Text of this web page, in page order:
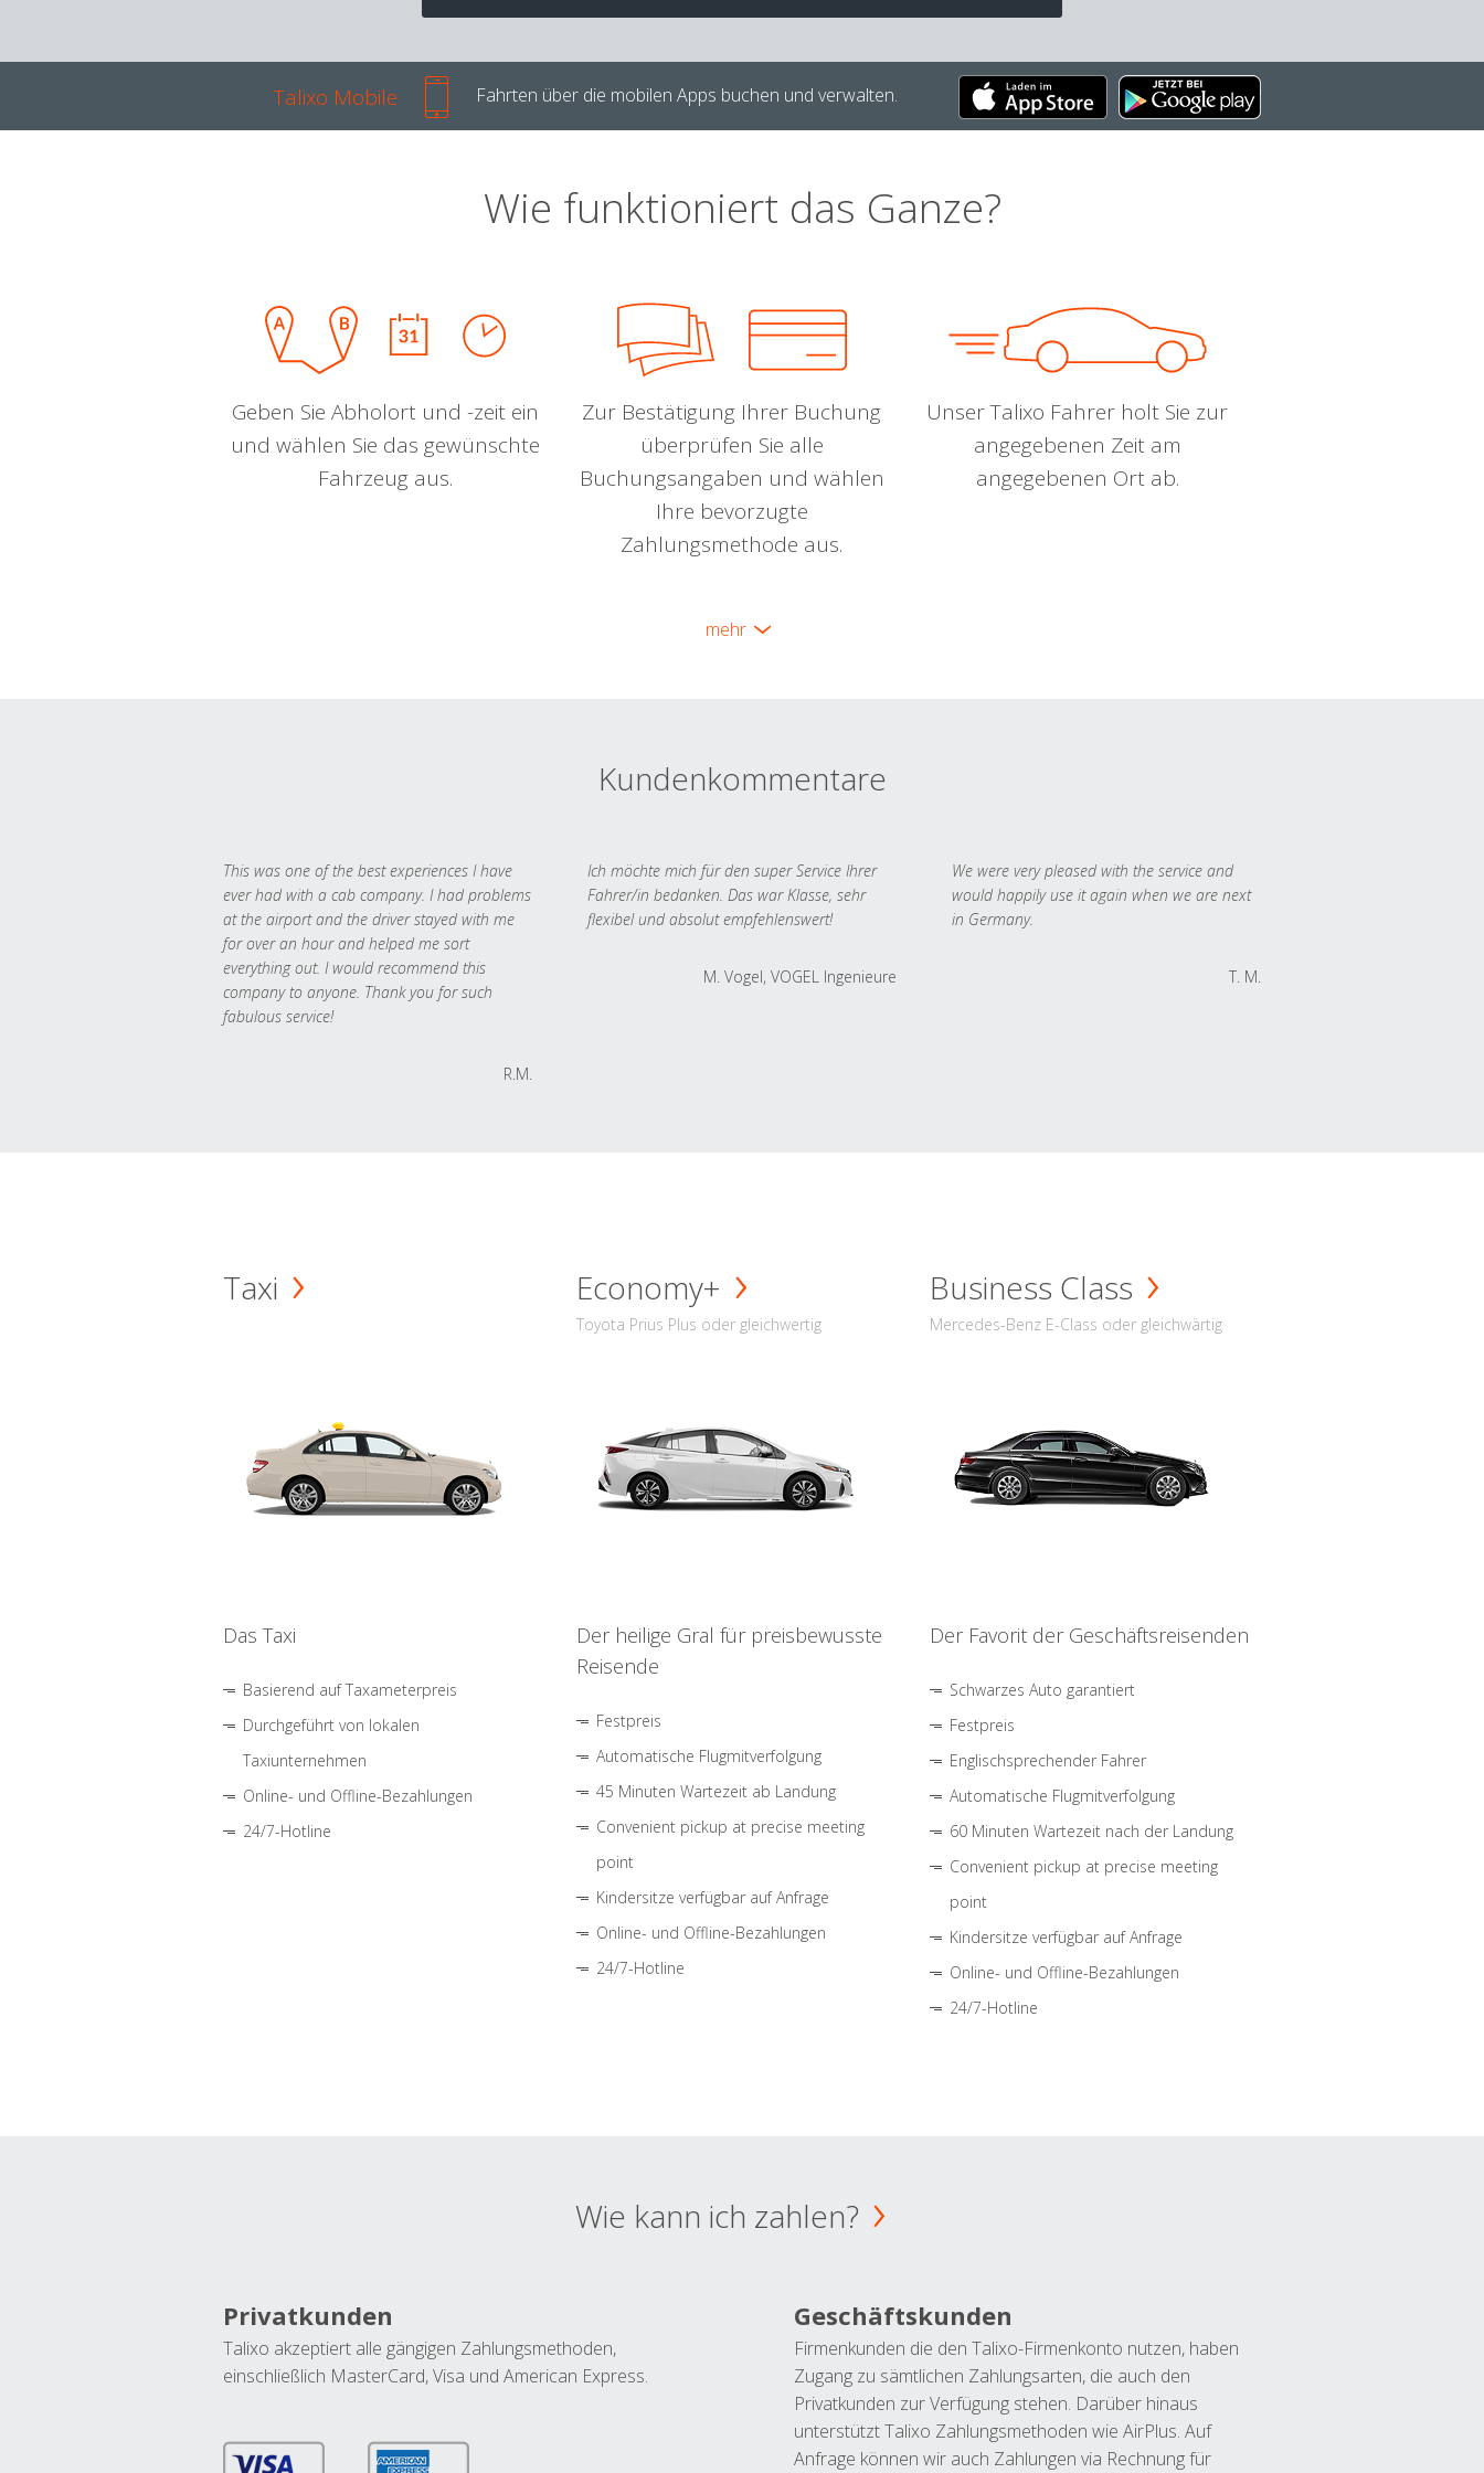
Talixo Mobile Fahrten über die mobilen Apps buchen und verwalten.
Wie funktioniert das Ganze?
Geben Sie Abholort und -zeit ein
und wählen Sie das gewünschte
Fahrzeug aus.
Zur Bestätigung Ihrer Buchung
überprüfen Sie alle
Buchungsangaben und wählen
Ihre bevorzugte
Zahlungsmethode aus.
Unser Talixo Fahrer holt Sie zur
angegebenen Zeit am
angegebenen Ort ab.
mehr
Kundenkommentare
This was one of the best experiences I have
ever had with a cab company. I had problems
at the airport and the driver stayed with me
for over an hour and helped me sort
everything out. I would recommend this
company to anyone. Thank you for such
fabulous service!
R.M.
Ich möchte mich für den super Service Ihrer
Fahrer/in bedanken. Das war Klasse, sehr
flexibel und absolut empfehlenswert!
M. Vogel, VOGEL Ingenieure
We were very pleased with the service and
would happily use it again when we are next
in Germany.
T. M.
Taxi
Das Taxi
Basierend auf Taxameterpreis
Durchgeführt von lokalen
Taxiunternehmen
Online- und Offline-Bezahlungen
24/7-Hotline
Economy+
Toyota Prius Plus oder gleichwertig
Der heilige Gral für preisbewusste
Reisende
Festpreis
Automatische Flugmitverfolgung
45 Minuten Wartezeit ab Landung
Convenient pickup at precise meeting
point
Kindersitze verfügbar auf Anfrage
Online- und Offline-Bezahlungen
24/7-Hotline
Business Class
Mercedes-Benz E-Class oder gleichwärtig
Der Favorit der Geschäftsreisenden
Schwarzes Auto garantiert
Festpreis
Englischsprechender Fahrer
Automatische Flugmitverfolgung
60 Minuten Wartezeit nach der Landung
Convenient pickup at precise meeting
point
Kindersitze verfügbar auf Anfrage
Online- und Offline-Bezahlungen
24/7-Hotline
Wie kann ich zahlen?
Privatkunden
Talixo akzeptiert alle gängigen Zahlungsmethoden,
einschließlich MasterCard, Visa und American Express.
Geschäftskunden
Firmenkunden die den Talixo-Firmenkonto nutzen, haben
Zugang zu sämtlichen Zahlungsarten, die auch den
Privatkunden zur Verfügung stehen. Darüber hinaus
unterstützt Talixo Zahlungsmethoden wie AirPlus. Auf
Anfrage können wir auch Zahlungen via Rechnung für